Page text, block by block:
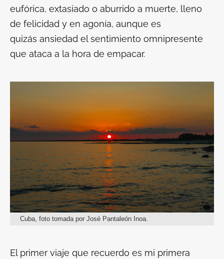
eufórica, extasiado o aburrido a muerte, lleno
de felicidad y en agonía, aunque es
quizás ansiedad el sentimiento omnipresente
que ataca a la hora de empacar.
Cuba, foto tomada por José Pantaleón Inoa.
El primer viaje que recuerdo es mi primera